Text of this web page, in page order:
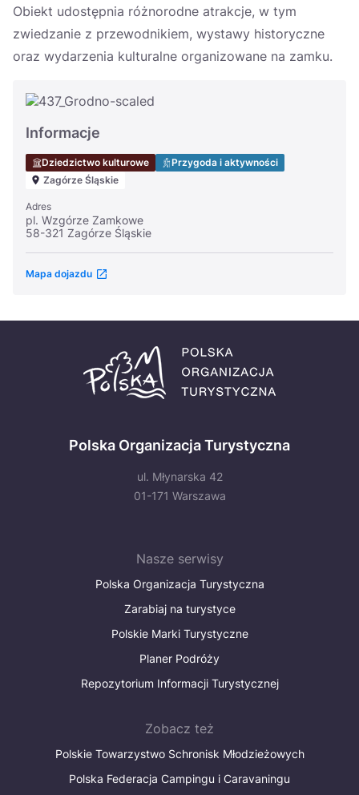
Obiekt udostępnia różnorodne atrakcje, w tym
zwiedzanie z przewodnikiem, wystawy historyczne
oraz wydarzenia kulturalne organizowane na zamku.
Informacje
Dziedzictwo kulturowe
Przygoda i aktywności
Zagórze Śląskie
Adres
pl. Wzgórze Zamkowe
58-321 Zagórze Śląskie
Mapa dojazdu
Polska Organizacja Turystyczna
ul. Młynarska 42
01-171 Warszawa
Nasze serwisy
Polska Organizacja Turystyczna
Zarabiaj na turystyce
Polskie Marki Turystyczne
Planer Podróży
Repozytorium Informacji Turystycznej
Zobacz też
Polskie Towarzystwo Schronisk Młodzieżowych
Polska Federacja Campingu i Caravaningu